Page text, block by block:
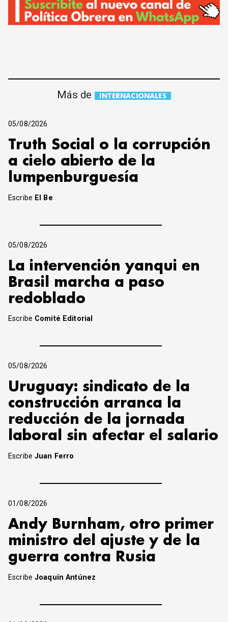
Más de INTERNACIONALES
05/08/2026
Truth Social o la corrupción
a cielo abierto de la
lumpenburguesía
Escribe El Be
05/08/2026
La intervención yanqui en
Brasil marcha a paso
redoblado
Escribe Comité Editorial
05/08/2026
Uruguay: sindicato de la
construcción arranca la
reducción de la jornada
laboral sin afectar el salario
EscribeJuan Ferro
01/08/2026
Andy Burnham, otro primer
ministro del ajuste y de la
guerra contra Rusia
EscribeJoaquín Antúnez